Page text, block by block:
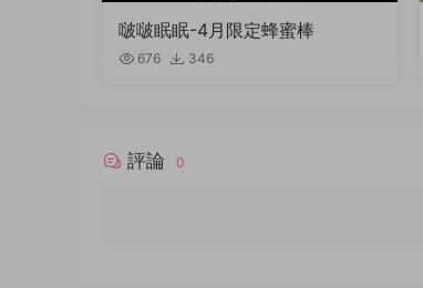
啵啵眠眠-4月限定蜂蜜棒
676 346
評論 0